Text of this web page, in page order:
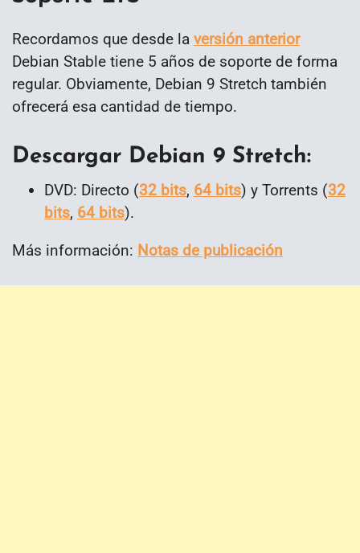
Recordamos que desde la versión anterior
Debian Stable tiene 5 años de soporte de forma
regular. Obviamente, Debian 9 Stretch también
ofrecerá esa cantidad de tiempo.
Descargar Debian 9 Stretch:
DVD: Directo (32 bits, 64 bits) y Torrents (32
bits, 64 bits).
Más información: Notas de publicación